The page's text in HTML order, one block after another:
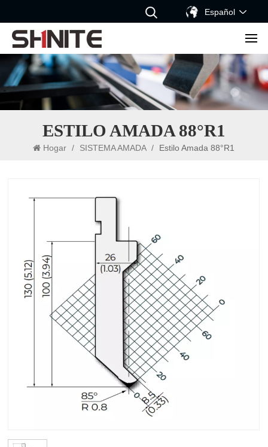
Español
ESTILO AMADA 88°R1
Hogar / SISTEMA AMADA / Estilo Amada 88°R1